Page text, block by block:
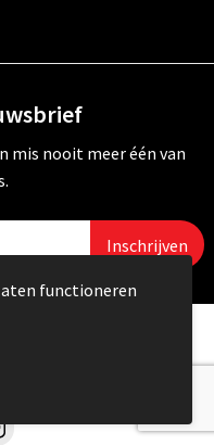
mis nooit meer één van
2026
functioneren